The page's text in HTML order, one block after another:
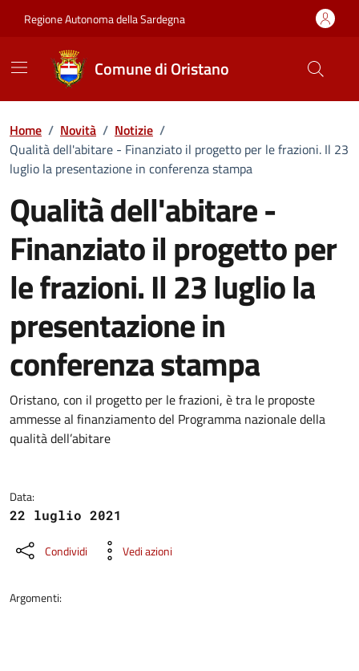
Regione Autonoma della Sardegna
Comune di Oristano
Home / Novità / Notizie /
Qualità dell'abitare - Finanziato il progetto per le frazioni. Il 23
luglio la presentazione in conferenza stampa
Qualità dell'abitare -
Finanziato il progetto per
le frazioni. Il 23 luglio la
presentazione in
conferenza stampa
Dettagli della notizia
Oristano, con il progetto per le frazioni, è tra le proposte
ammesse al finanziamento del Programma nazionale della
qualità dell’abitare
Data:
22 luglio 2021
Condividi Vedi azioni
Argomenti: